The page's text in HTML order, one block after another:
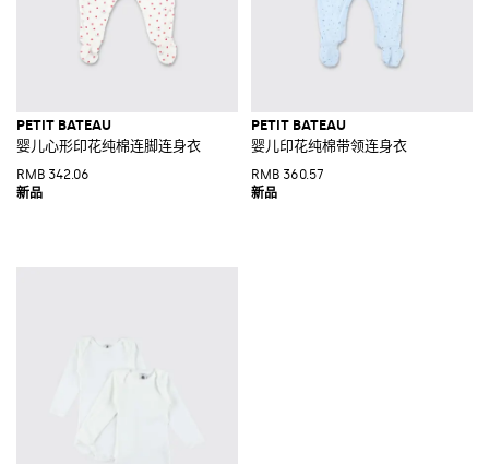
PETIT BATEAU
婴儿心形印花纯棉连脚连身衣
RMB 342.06
PETIT BATEAU
婴儿印花纯棉带领连身衣
RMB 360.57